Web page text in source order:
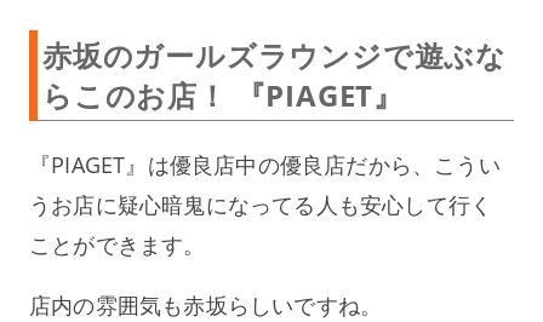
赤坂のガールズラウンジで遊ぶな
らこのお店！ 『PIAGET』
『PIAGET』は優良店中の優良店だから、こうい
うお店に疑心暗鬼になってる人も安心して行く
ことができます。
店内の雰囲気も赤坂らしいですね。